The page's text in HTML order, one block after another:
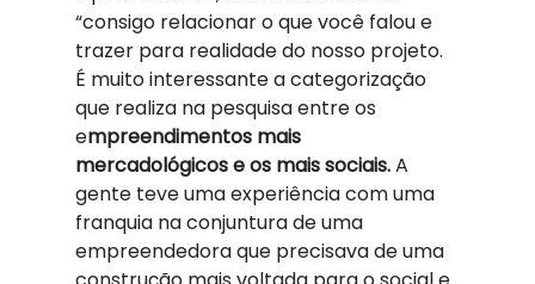
“consigo relacionar o que você falou e
trazer para realidade do nosso projeto.
É muito interessante a categorização
que realiza na pesquisa entre os
empreendimentos mais
mercadológicos e os mais sociais. A
gente teve uma experiência com uma
franquia na conjuntura de uma
empreendedora que precisava de uma